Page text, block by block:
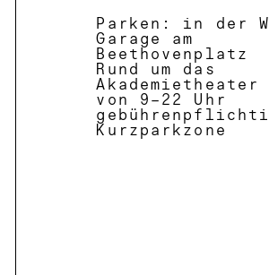
Parken: in der
Garage am
Beethovenplatz
Rund um das
von 9–22 Uhr
Kurzparkzone